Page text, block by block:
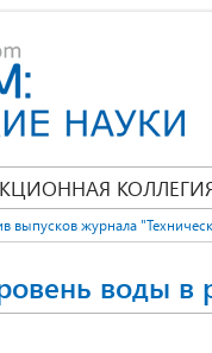
выпусков журнала
воды в